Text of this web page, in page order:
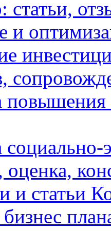
статьи,
и
оценка,
и статьи